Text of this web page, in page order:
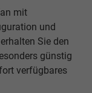
mit
und
Sie den
günstig
verfügbares